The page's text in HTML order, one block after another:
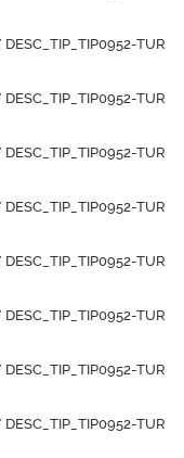
DESC_TIP_TIP0952-TUR
DESC_TIP_TIP0952-TUR
DESC_TIP_TIP0952-TUR
DESC_TIP_TIP0952-TUR
DESC_TIP_TIP0952-TUR
DESC_TIP_TIP0952-TUR
DESC_TIP_TIP0952-TUR
DESC_TIP_TIP0952-TUR